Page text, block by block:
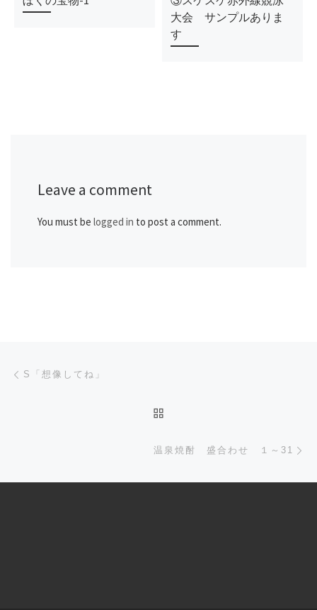
大会 サンプルありま
す
Leave a comment
You must be logged in to post a comment.
Post navigation
S「想像してね」
温泉焼酎 盛合わせ １～31